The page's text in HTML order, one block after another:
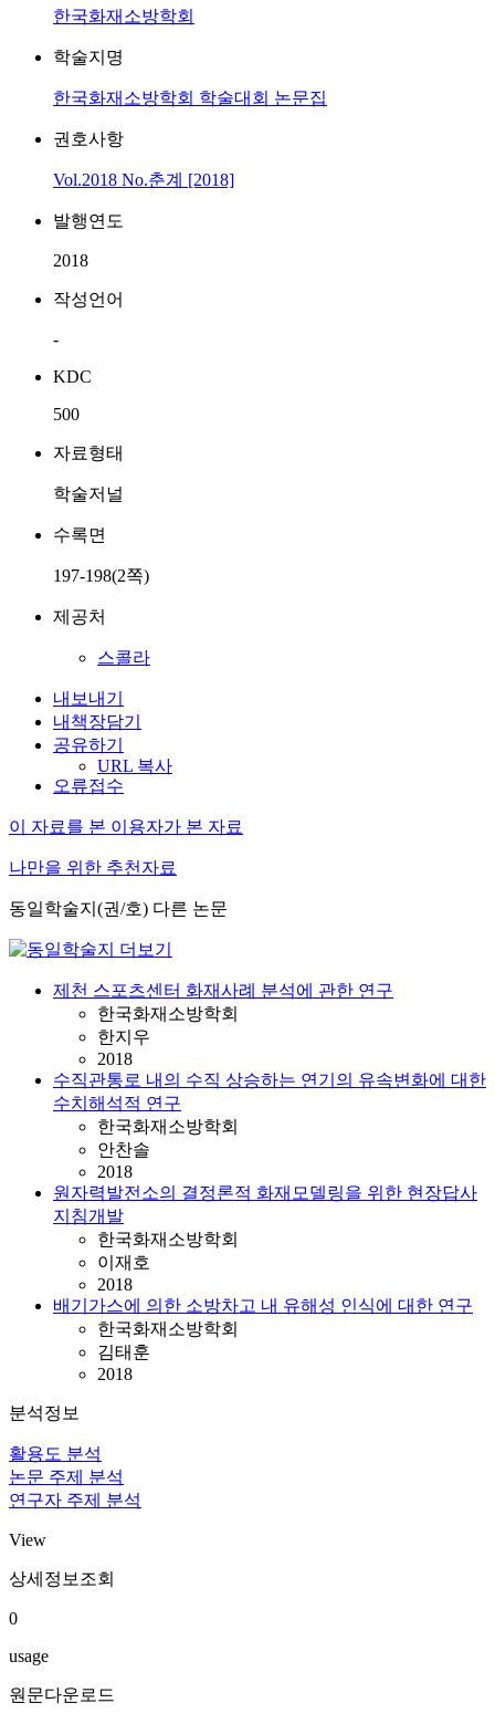
한국화재소방학회
학술지명
한국화재소방학회 학술대회 논문집
권호사항
Vol.2018 No.춘계 [2018]
발행연도
2018
작성언어
-
KDC
500
자료형태
학술저널
수록면
197-198(2쪽)
제공처
스콜라
내보내기
내책장담기
공유하기
URL 복사
오류접수
이 자료를 본 이용자가 본 자료
나만을 위한 추천자료
동일학술지(권/호) 다른 논문
제천 스포츠센터 화재사례 분석에 관한 연구
한국화재소방학회
한지우
2018
수직관통로 내의 수직 상승하는 연기의 유속변화에 대한
수치해석적 연구
한국화재소방학회
안찬솔
2018
원자력발전소의 결정론적 화재모델링을 위한 현장답사
지침개발
한국화재소방학회
이재호
2018
배기가스에 의한 소방차고 내 유해성 인식에 대한 연구
한국화재소방학회
김태훈
2018
분석정보
활용도 분석
논문 주제 분석
연구자 주제 분석
View
상세정보조회
0
usage
원문다운로드